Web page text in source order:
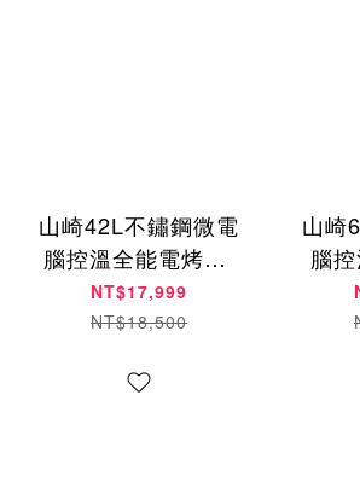
山崎42L不鏽鋼微電
腦控溫全能電烤箱/
黑 SK-4685MY (贈
鋁合金翅膀烤盤)
NT$17,999
NT$18,500
山崎
腦
用